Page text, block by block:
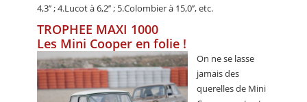
4,3’’ ; 4.Lucot à 6,2’’ ; 5.Colombier à 15,0’’, etc.
TROPHEE MAXI 1000
Les Mini Cooper en folie !
On ne se lasse
jamais des
querelles de Mini